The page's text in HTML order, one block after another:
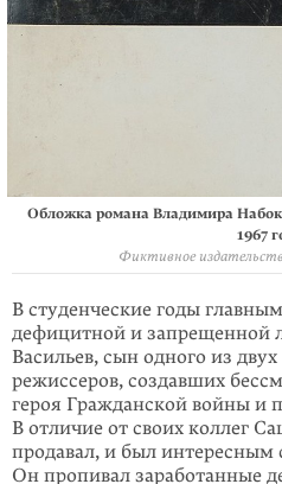
Обложка романа Владимира
1967
Фиктивное
В студенческие годы
дефицитной и запрещенной
Васильев, сын одного из
режиссеров, создавших
героя Гражданской войны и
В отличие от своих коллег
продавал, и был интересным
Он пропивал заработанные